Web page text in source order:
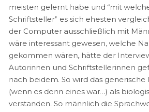
meisten gelernt habe und “mit
Schriftsteller” es sich ehesten
der Computer ausschließlich mit
wäre interessant gewesen, welche
gekommen wären, hätte der
Autorinnen und Schriftstellerinnen
nach beidem. So wird das generische
(wenn es denn eines war…) als
verstanden. So männlich die